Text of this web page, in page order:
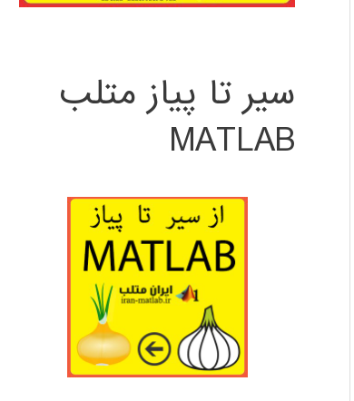
سیر تا پیاز متلب
MATLAB